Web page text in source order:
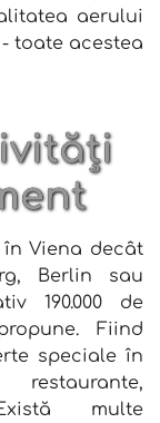
aerului
toate acestea
Viena decât
Berlin sau
190.000 de
Fiind
speciale în
multe